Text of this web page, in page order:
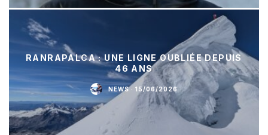
RANRAPALCA : UNE LIGNE OUBLIÉE DEPUIS
46 ANS
NEWS · 15/06/2026